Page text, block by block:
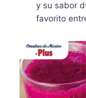
y su sabor
favorito